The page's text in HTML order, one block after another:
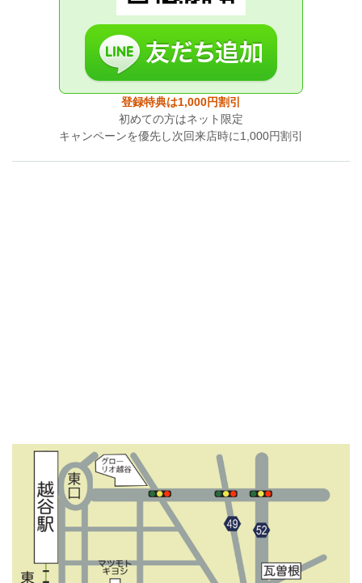
登録特典は1,000円割引
初めての方はネット限定
キャンペーンを優先し次回来店時に1,000円割引